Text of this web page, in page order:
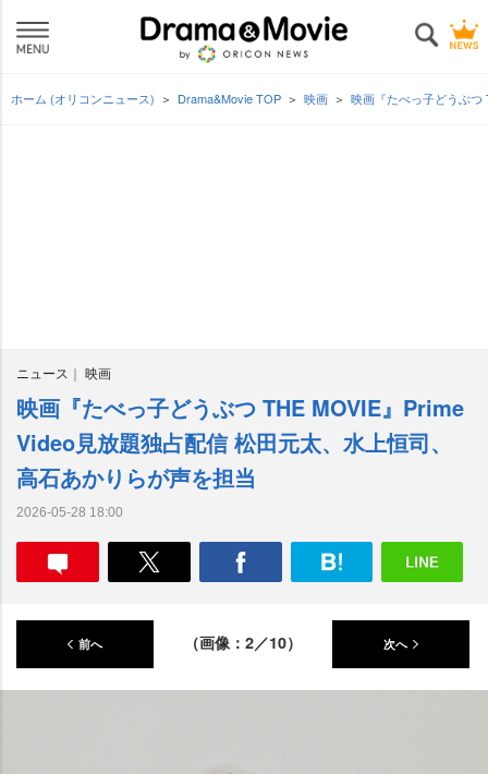
ホーム (オリコンニュース) Drama&Movie TOP 映画 映画『たべっ子どうぶ
ニュース 映画
映画『たべっ子どうぶつ THE MOVIE』Prime
Video見放題独占配信 松田元太、水上恒司、
高石あかりらが声を担当
2026-05-28 18:00
前へ （画像：2／10） 次へ